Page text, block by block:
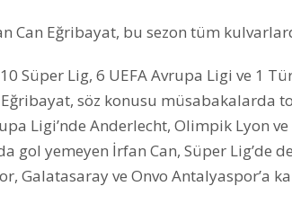
Can Eğribayat, bu sezon tüm
Süper Lig, 6 UEFA Avrupa Ligi ve 1
söz konusu müsabakalarda
Ligi’nde Anderlecht, Olimpik Lyon
gol yemeyen İrfan Can, Süper Lig’de
Galatasaray ve Onvo Antalyaspor’a